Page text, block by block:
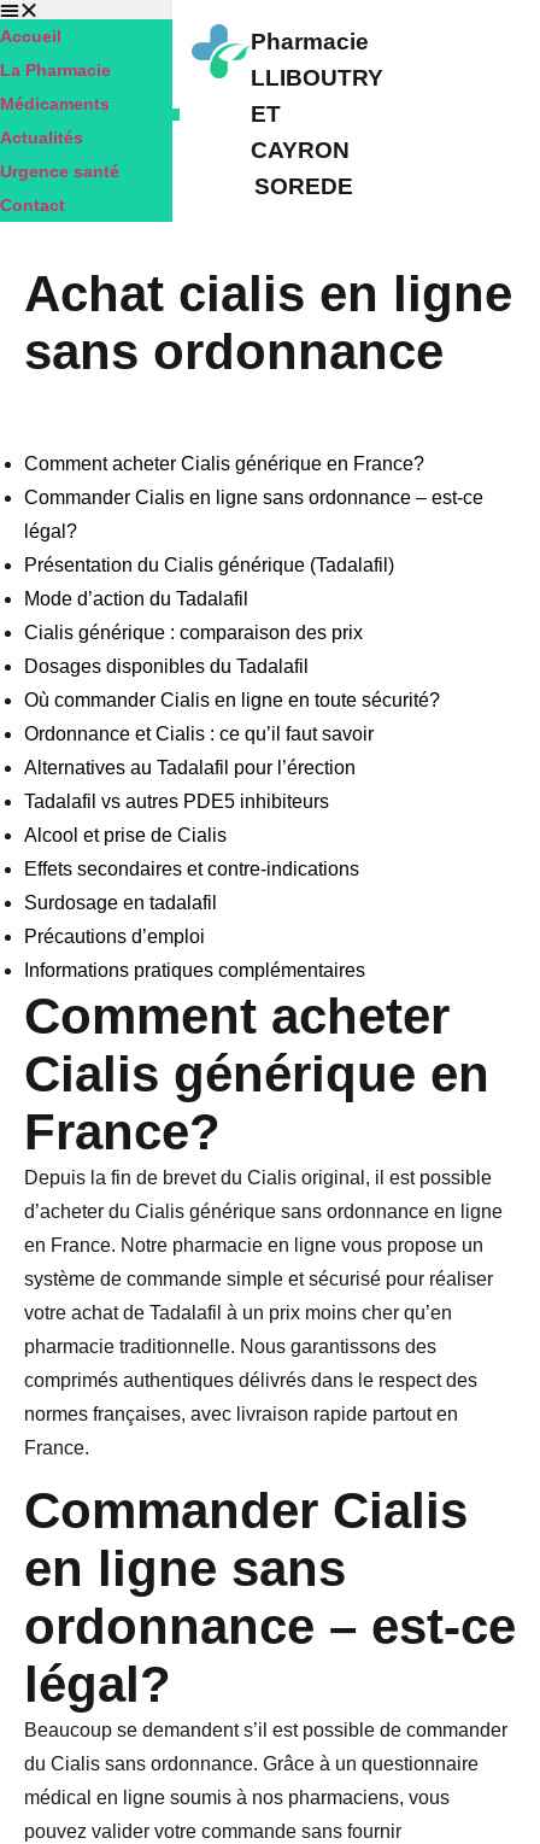
Pharmacie
LLIBOUTRY
ET
CAYRON
SOREDE
Accueil
La Pharmacie
Médicaments
Actualités
Urgence santé
Contact
Achat cialis en ligne
sans ordonnance
Comment acheter Cialis générique en France?
Commander Cialis en ligne sans ordonnance – est-ce
légal?
Présentation du Cialis générique (Tadalafil)
Mode d’action du Tadalafil
Cialis générique : comparaison des prix
Dosages disponibles du Tadalafil
Où commander Cialis en ligne en toute sécurité?
Ordonnance et Cialis : ce qu’il faut savoir
Alternatives au Tadalafil pour l’érection
Tadalafil vs autres PDE5 inhibiteurs
Alcool et prise de Cialis
Effets secondaires et contre-indications
Surdosage en tadalafil
Précautions d’emploi
Informations pratiques complémentaires
Comment acheter
Cialis générique en
France?
Depuis la fin de brevet du Cialis original, il est possible
d’acheter du Cialis générique sans ordonnance en ligne
en France. Notre pharmacie en ligne vous propose un
système de commande simple et sécurisé pour réaliser
votre achat de Tadalafil à un prix moins cher qu’en
pharmacie traditionnelle. Nous garantissons des
comprimés authentiques délivrés dans le respect des
normes françaises, avec livraison rapide partout en
France.
Commander Cialis
en ligne sans
ordonnance – est-ce
légal?
Beaucoup se demandent s’il est possible de commander
du Cialis sans ordonnance. Grâce à un questionnaire
médical en ligne soumis à nos pharmaciens, vous
pouvez valider votre commande sans fournir